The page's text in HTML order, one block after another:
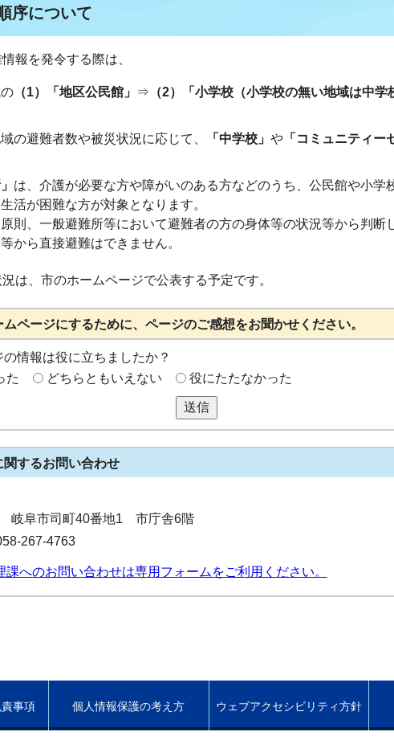
序について
報を発令する際は、
（1）「地区公民館」 ⇒ （2）「小学校（小学校の無い地域は中学
の避難者数や被災状況に応じて、
「中学校」 や 「コミュニティー
は、介護が必要な方や障がいのある方などのうち、公民館や小学
活が困難な方が対象となります。
則、一般避難所等において避難者の方の身体等の状況等から判断
から直接避難はできません。
は、市のホームページで公表する予定です。
ムページにするために、ページのご感想をお聞かせください。
の情報は役に立ちましたか？
た
どちらともいえない 役にたたなかった
送信
関するお問い合わせ
岐阜市司町40番地1 市庁舎6階
267-4763
課へのお問い合わせは専用フォームをご利用ください。
事項 個人情報保護の考え方 ウェブアクセシビリティ方針